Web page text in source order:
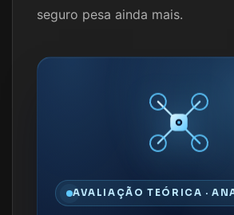
seguro pesa ainda mais.
AVALIAÇÃO TEÓRICA ·